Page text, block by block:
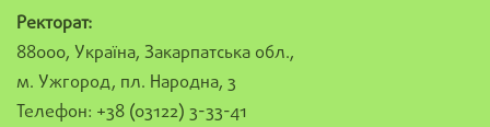
Ректорат:
88000, Україна, Закарпатська обл.,
м. Ужгород, пл. Народна, 3
Телефон: +38 (03122) 3-33-41